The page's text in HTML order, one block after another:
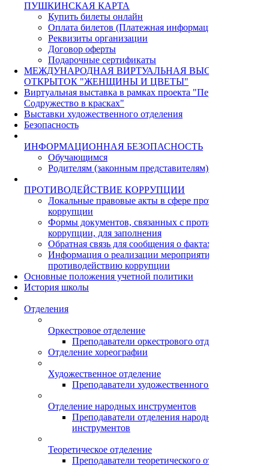
ПУШКИНСКАЯ КАРТА
Купить билеты онлайн
Оплата билетов (Платежная информация)
Реквизиты организации
Договор оферты
Подарочные сертификаты
МЕЖДУНАРОДНАЯ ВИРТУАЛЬНАЯ ВЫСТАВКА
ОТКРЫТОК "ЖЕНЩИНЫ И ЦВЕТЫ"
Виртуальная выставка в рамках проекта "Пермь - Циндао.
Содружество в красках"
Выставки художественного отделения
Безопасность
ИНФОРМАЦИОННАЯ БЕЗОПАСНОСТЬ
Обучающимся
Родителям (законным представителям) учащихся
ПРОТИВОДЕЙСТВИЕ КОРРУПЦИИ
Локальные правовые акты в сфере противодействия
коррупции
Формы документов, связанных с противодействием
коррупции, для заполнения
Обратная связь для сообщения о фактах коррупции
Информация о реализации мероприятий по
противодействию коррупции
Основные положения учетной политики
История школы
Отделения
Оркестровое отделение
Преподаватели оркестрового отделения
Отделение хореографии
Художественное отделение
Преподаватели художественного отделения
Отделение народных инструментов
Преподаватели отделения народных
инструментов
Теоретическое отделение
Преподаватели теоретического отделения